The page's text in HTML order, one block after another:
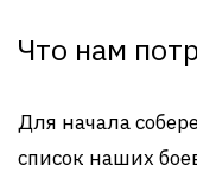
Что нам
Для начала
список наших